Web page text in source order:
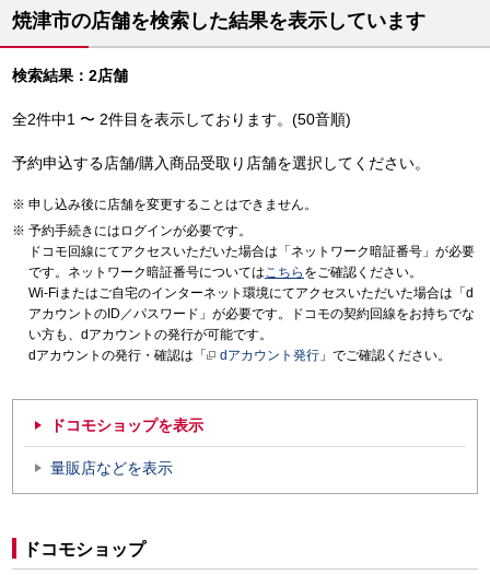
焼津市の店舗を検索した結果を表示しています
検索結果：2店舗
全2件中1 〜 2件目を表示しております。(50音順)
予約申込する店舗/購入商品受取り店舗を選択してください。
申し込み後に店舗を変更することはできません。
予約手続きにはログインが必要です。
ドコモ回線にてアクセスいただいた場合は「ネットワーク暗証番号」が必要
です。ネットワーク暗証番号についてはこちら をご確認ください。
Wi-Fiまたはご自宅のインターネット環境にてアクセスいただいた場合は「d
アカウントのID／パスワード」が必要です。ドコモの契約回線をお持ちでな
い方も、dアカウントの発行が可能です。
dアカウントの発行・確認は「
dアカウント発行 」でご確認ください。
ドコモショップを表示
量販店などを表示
ドコモショップ